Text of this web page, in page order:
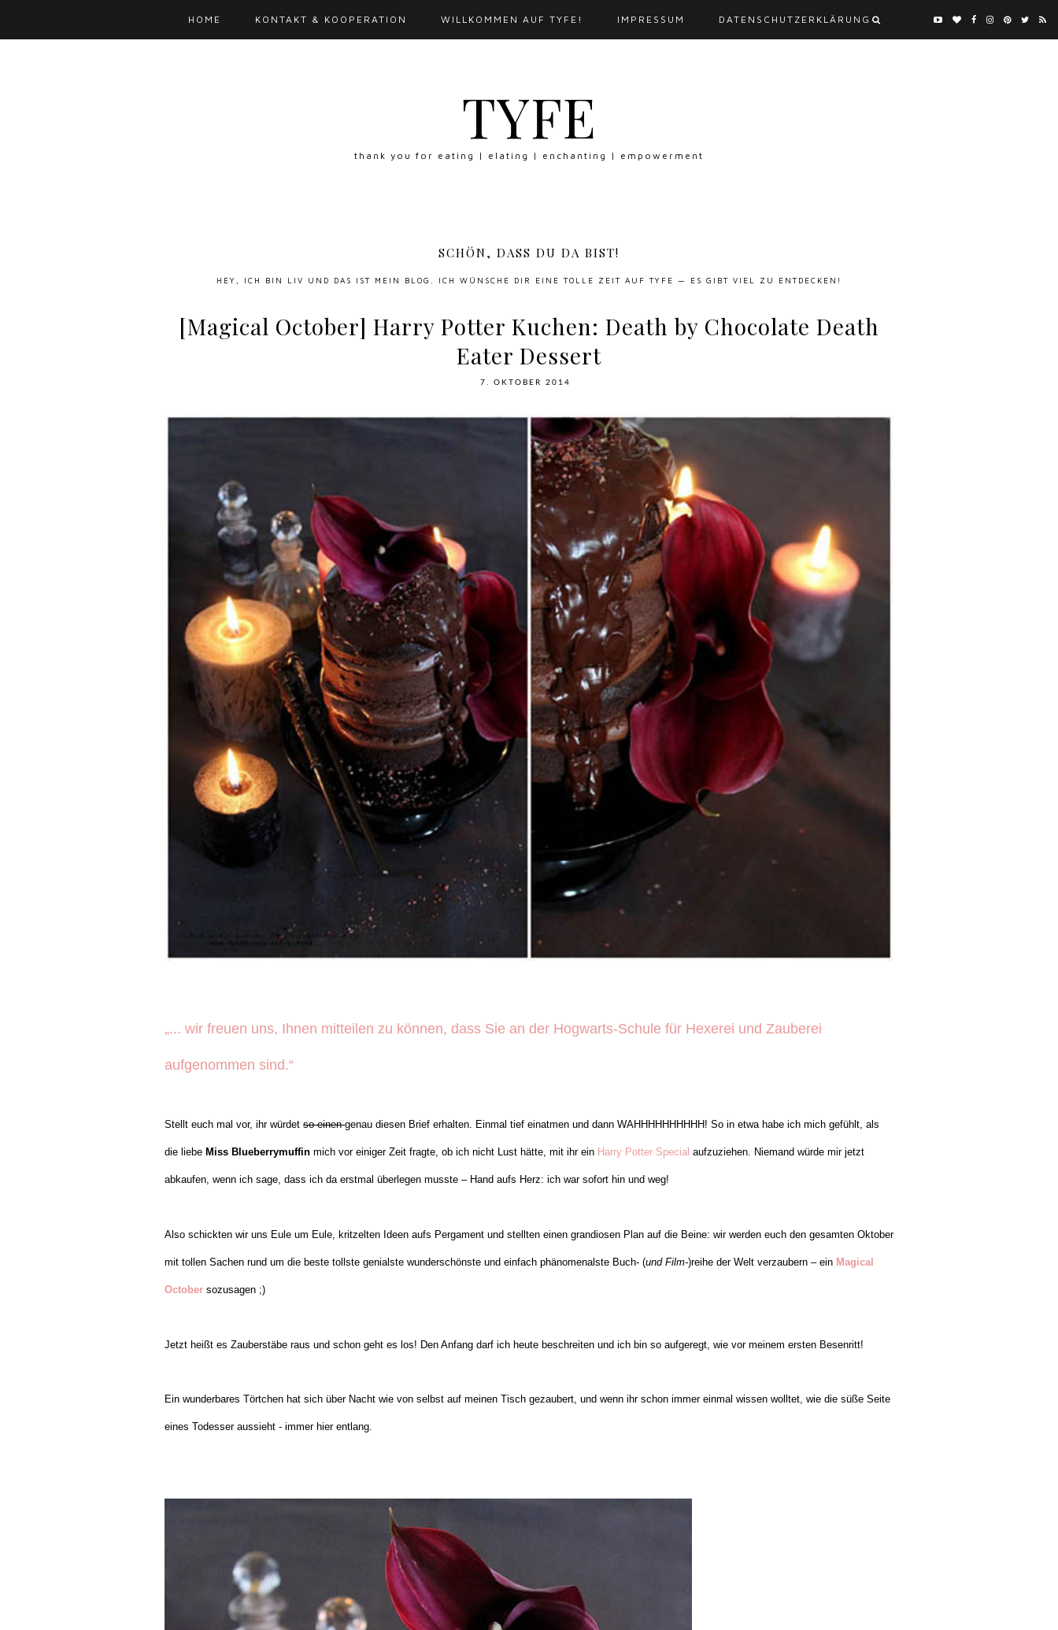
TYFE
thank you for eating | elating | enchanting | empowerment
HOME KONTAKT & KOOPERATION WILLKOMMEN AUF TYFE! IMPRESSUM DATENSCHUTZERKLÄRUNG
SCHÖN, DASS DU DA BIST!
HEY, ICH BIN LIV UND DAS IST MEIN BLOG. ICH WÜNSCHE DIR EINE TOLLE ZEIT AUF TYFE — ES GIBT VIEL ZU ENTDECKEN!
[Magical October] Harry Potter Kuchen: Death by Chocolate Death
Eater Dessert
7. OKTOBER 2014
„... wir freuen uns, Ihnen mitteilen zu können, dass Sie an der Hogwarts-Schule für Hexerei und Zauberei
aufgenommen sind.“
Stellt euch mal vor, ihr würdet so einengenau diesen Brief erhalten. Einmal tief einatmen und dann WAHHHHHHHHHH! So in etwa habe ich mich gefühlt, als
die liebe Miss Blueberrymuffin mich vor einiger Zeit fragte, ob ich nicht Lust hätte, mit ihr ein Harry Potter Special aufzuziehen. Niemand würde mir jetzt
abkaufen, wenn ich sage, dass ich da erstmal überlegen musste – Hand aufs Herz: ich war sofort hin und weg!
Also schickten wir uns Eule um Eule, kritzelten Ideen aufs Pergament und stellten einen grandiosen Plan auf die Beine: wir werden euch den gesamten Oktober
mit tollen Sachen rund um die beste tollste genialste wunderschönste und einfach phänomenalste Buch- (und Film-)reihe der Welt verzaubern – ein Magical
October sozusagen ;)
Jetzt heißt es Zauberstäbe raus und schon geht es los! Den Anfang darf ich heute beschreiten und ich bin so aufgeregt, wie vor meinem ersten Besenritt!
Ein wunderbares Törtchen hat sich über Nacht wie von selbst auf meinen Tisch gezaubert, und wenn ihr schon immer einmal wissen wolltet, wie die süße Seite
eines Todesser aussieht - immer hier entlang.